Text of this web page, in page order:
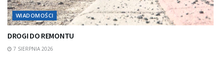
WIADOMOŚCI
DROGI DO REMONTU
7 SIERPNIA 2026